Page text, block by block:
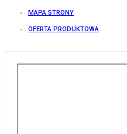
MAPA STRONY
OFERTA PRODUKTOWA